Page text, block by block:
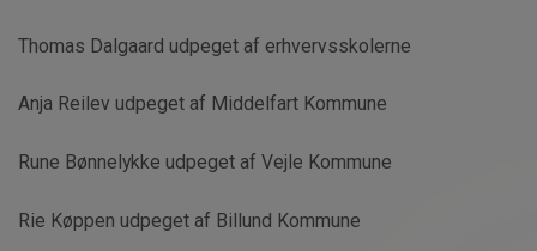
Thomas Dalgaard udpeget af erhvervsskolerne
Anja Reilev udpeget af Middelfart Kommune
Rune Bønnelykke udpeget af Vejle Kommune
Rie Køppen udpeget af Billund Kommune